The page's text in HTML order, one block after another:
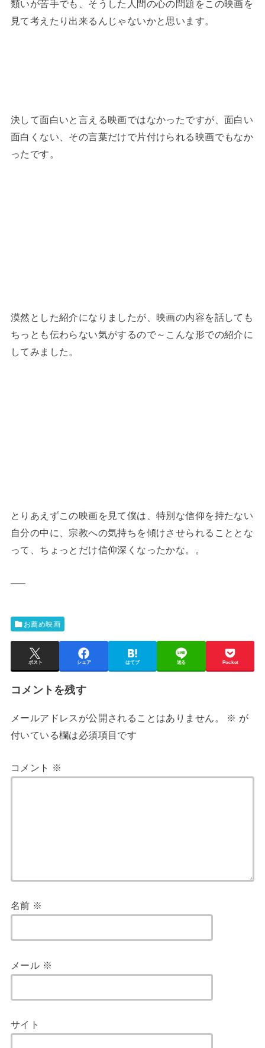
類いが苦手でも、そうした人間の心の問題をこの映画を
見て考えたり出来るんじゃないかと思います。
決して面白いと言える映画ではなかったですが、面白い
面白くない、その言葉だけで片付けられる映画でもなか
ったです。
漠然とした紹介になりましたが、映画の内容を話しても
ちっとも伝わらない気がするので～こんな形での紹介に
してみました。
とりあえずこの映画を見て僕は、特別な信仰を持たない
自分の中に、宗教への気持ちを傾けさせられることとな
って、ちょっとだけ信仰深くなったかな。。
—–
お薦め映画
ポスト シェア はてブ 送る Pocket
コメントを残す
メールアドレスが公開されることはありません。 ※ が
付いている欄は必須項目です
コメント ※
名前 ※
メール ※
サイト